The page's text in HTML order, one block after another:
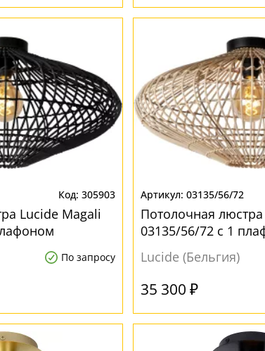
305903
Lucide Magali
По запросу
03135/56/72
Потолочная
03135/56/72 с 1
Lucide (Бельгия)
35 300 ₽